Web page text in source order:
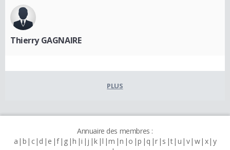
Thierry GAGNAIRE
PLUS
Annuaire des membres :
a b c d e f g h i j k l m n o p q r s t u v w x y